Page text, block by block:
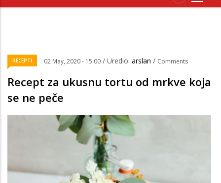
RECEPTI 02 May, 2020 - 15:00 / Uredio: arslan / Comments
Recept za ukusnu tortu od mrkve koja
se ne peče